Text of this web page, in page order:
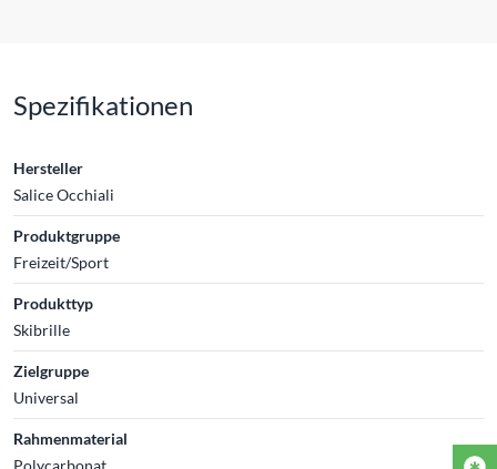
Spezifikationen
Hersteller
Salice Occhiali
Produktgruppe
Freizeit/Sport
Produkttyp
Skibrille
Zielgruppe
Universal
Rahmenmaterial
Polycarbonat